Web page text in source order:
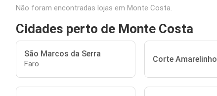
Não foram encontradas lojas em Monte Costa.
Cidades perto de Monte Costa
São Marcos da Serra
Faro Corte Amarelinho